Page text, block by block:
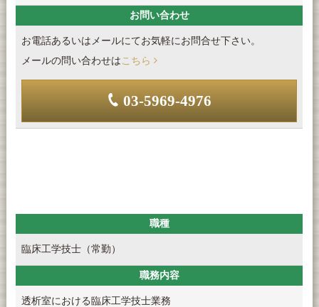
お問い合わせ
お電話あるいはメールにてお気軽にお問合せ下さい。
メールの問い合わせは こちら
03-5969-4976
職種
臨床工学技士（常勤）
職務内容
透析室における臨床工学技士業務